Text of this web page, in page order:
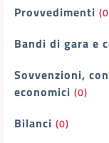
Provvedimenti
Bandi di gara e
Sovvenzioni,
economici (0)
Bilanci (0)